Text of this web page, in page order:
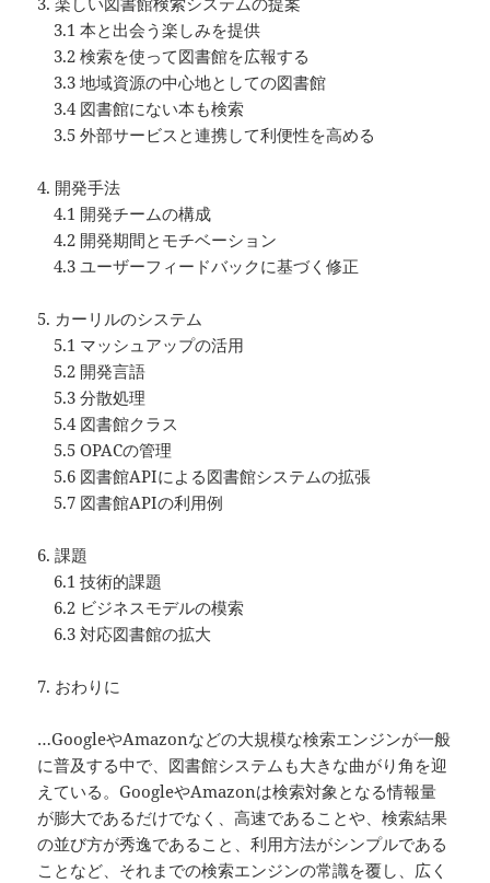
3.1 本と出会う楽しみを提供
3.2 検索を使って図書館を広報する
3.3 地域資源の中心地としての図書館
3.4 図書館にない本も検索
3.5 外部サービスと連携して利便性を高める
4. 開発手法
4.1 開発チームの構成
4.2 開発期間とモチベーション
4.3 ユーザーフィードバックに基づく修正
5. カーリルのシステム
5.1 マッシュアップの活用
5.2 開発言語
5.3 分散処理
5.4 図書館クラス
5.5 OPACの管理
5.6 図書館APIによる図書館システムの拡張
5.7 図書館APIの利用例
6. 課題
6.1 技術的課題
6.2 ビジネスモデルの模索
6.3 対応図書館の拡大
7. おわりに
…GoogleやAmazonなどの大規模な検索エンジンが一般
に普及する中で、図書館システムも大きな曲がり角を迎
えている。GoogleやAmazonは検索対象となる情報量
が膨大であるだけでなく、高速であることや、検索結果
の並び方が秀逸であること、利用方法がシンプルである
ことなど、それまでの検索エンジンの常識を覆し、広く